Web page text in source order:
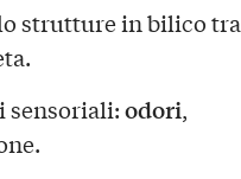
strutture in bilico tra
sensoriali:odori,